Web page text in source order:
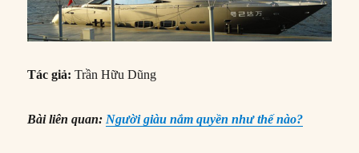
Tác giả:Trần Hữu Dũng
Bài liên quan: Người giàu nắm quyền như thế nào?